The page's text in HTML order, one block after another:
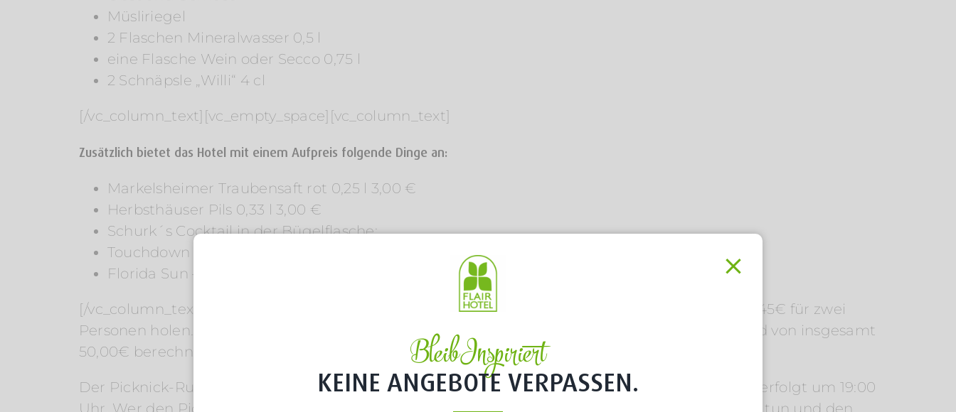
Müsliriegel
2 Flaschen Mineralwasser 0,5 l
eine Flasche Wein oder Secco 0,75 l
2 Schnäpsle „Willi“ 4 cl
[/vc_column_text][vc_empty_space][vc_column_text]
Zusätzlich bietet das Hotel mit einem Aufpreis folgende Dinge an:
Markelsheimer Traubensaft rot 0,25 l 3,00 €
Herbsthäuser Pils 0,33 l 3,00 €
Schurk´s Cocktail in der Bügelflasche:
Touchdown – 0,5l – (Apricot Brandy, Absolut Vodka, Maracujanektar, Grenadine) 12,00 €
Florida Sun – 0,5l – (Maracujanektar, Orangensaft, Grapefruitsaft, Grenadine) 10,00 €
[/vc_column_text][vc_empty_space][vc_column_text]Den Picknick-Rucksack können Sie sich ab 45€ für zwei
Personen holen. Für den Rucksack, die Picknickdecke, die Gläser und das Geschirr wird ein Pfand von insgesamt
50,00€ berechnet.
Der Picknick-Rucksack kann ab 8:00 Uhr im Hotel abgeholt werden. Rückgabe des Rucksackes erfolgt um 19:00
Uhr. Wer den Picknick-Rucksack länger als 19:00 Uhr behalten möchte, kann das mit Absprache tun und den
Bleib Inspiriert
KEINE ANGEBOTE VERPASSEN.